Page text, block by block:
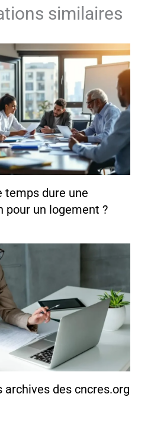
similaires
temps dure une
pour un logement ?
archives des cncres.org